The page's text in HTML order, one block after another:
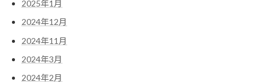
2025年1月
2024年12月
2024年11月
2024年3月
2024年2月